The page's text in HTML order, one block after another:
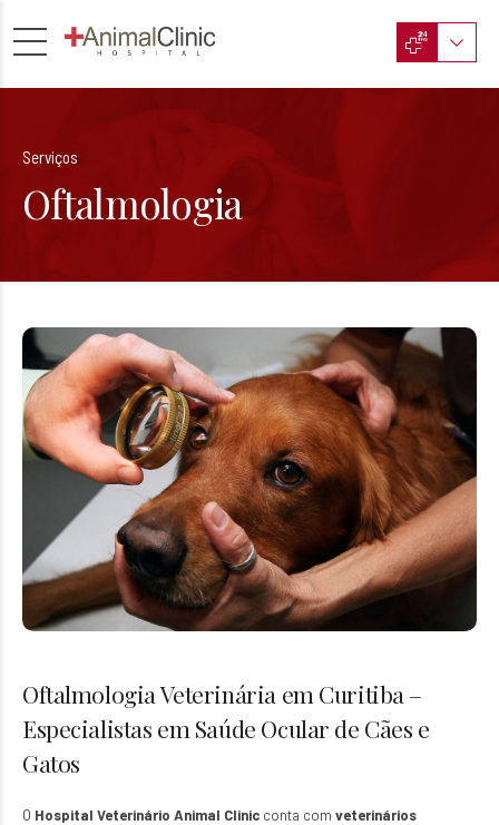
Serviços
Oftalmologia
Oftalmologia Veterinária em Curitiba –
Especialistas em Saúde Ocular de Cães e
Gatos
O Hospital Veterinário Animal Clinic conta com veterinários